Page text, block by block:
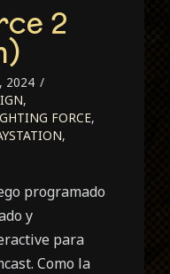
2
2024
,
FORCE,
,
programado
y
para
Como la